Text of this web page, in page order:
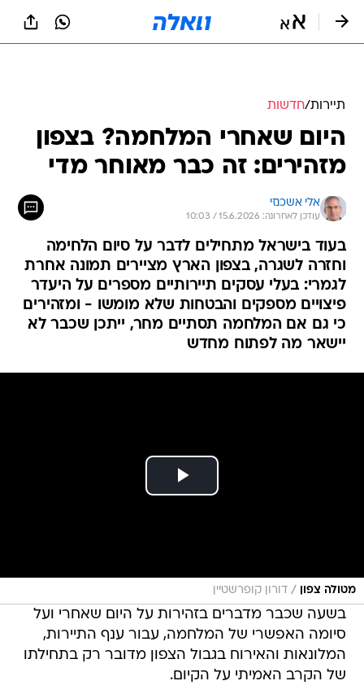
תיירות/חדשות
היום שאחרי המלחמה? בצפון
מזהירים: זה כבר מאוחר מדי
אלי אשכנזי
עודכן לאחרונה: 15.6.2026 / 10:03
בעוד בישראל מתחילים לדבר על סיום הלחימה
וחזרה לשגרה, בצפון הארץ מציירים תמונה אחרת
לגמרי: בעלי עסקים תיירותיים מספרים על היעדר
פיצויים מספקים והבטחות שלא מומשו - ומזהירים
כי גם אם המלחמה תסתיים מחר, ייתכן שכבר לא
יישאר מה לפתוח מחדש
מטולה צפון / דורון קופרשטיין
בשעה שכבר מדברים בזהירות על היום שאחרי ועל
סיומה האפשרי של המלחמה, עבור ענף התיירות,
המלונאות והאירוח בגבול הצפון מדובר רק בתחילתו
של הקרב האמיתי על הקיום.